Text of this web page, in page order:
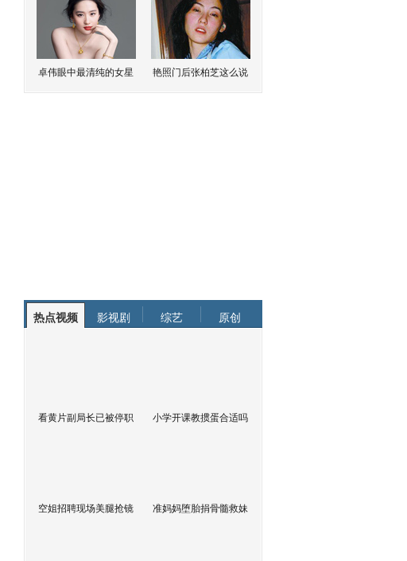
卓伟眼中最清纯的女星 艳照门后张柏芝这么说
热点视频 影视剧 综艺 原创
看黄片副局长已被停职 小学开课教掼蛋合适吗
空姐招聘现场美腿抢镜 准妈妈堕胎捐骨髓救妹